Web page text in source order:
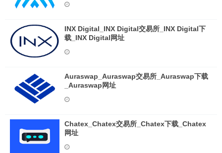
INX Digital_INX Digital交易所_INX Digital下
载_INX Digital网址
Auraswap_Auraswap交易所_Auraswap下载
_Auraswap网址
Chatex_Chatex交易所_Chatex下载_Chatex
网址